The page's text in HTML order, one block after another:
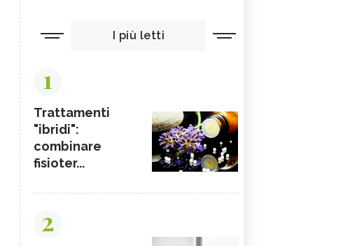
I più letti
1
Trattamenti
"ibridi":
combinare
fisioter...
2